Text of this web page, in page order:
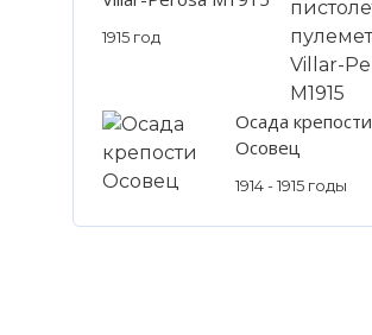
1915 год
Осада крепости
Осовец
1914 - 1915 годы